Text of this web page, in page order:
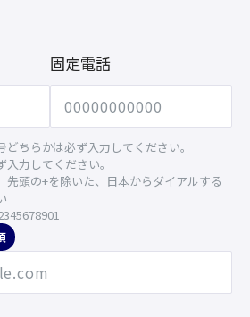
固定電話
ちらかは必ず入力してください。
力してください。
頭の+を除いた、日本からダイアルする